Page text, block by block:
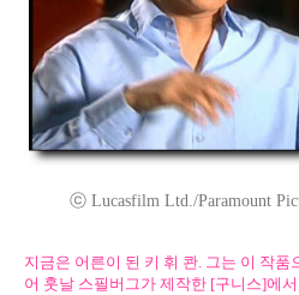
ⓒ Lucasfilm Ltd./Paramount
지금은 어른이 된 키 휘 콴. 그는 이 작
어 훗날 스필버그가 제작한 [구니스]에